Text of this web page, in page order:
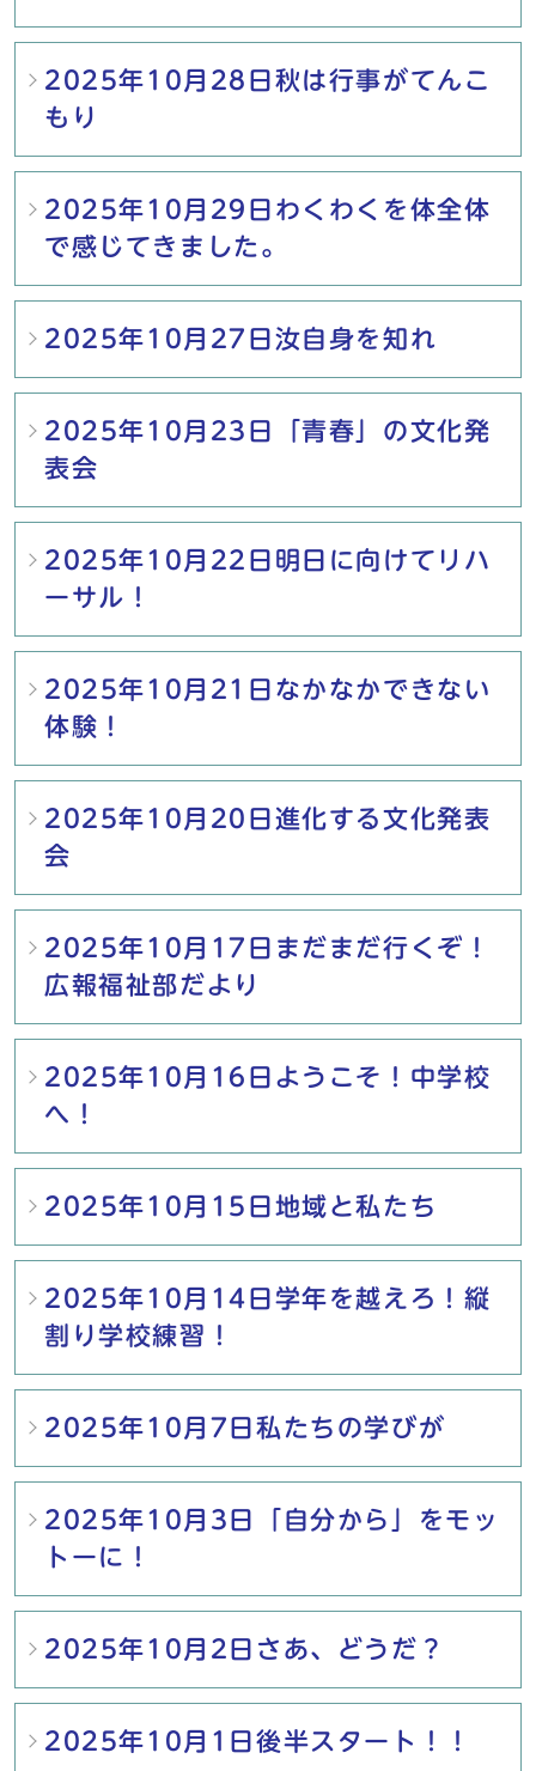
2025年10月28日秋は行事がてんこ
もり
2025年10月29日わくわくを体全体
で感じてきました。
2025年10月27日汝自身を知れ
2025年10月23日「青春」の文化発
表会
2025年10月22日明日に向けてリハ
ーサル！
2025年10月21日なかなかできない
体験！
2025年10月20日進化する文化発表
会
2025年10月17日まだまだ行くぞ！
広報福祉部だより
2025年10月16日ようこそ！中学校
へ！
2025年10月15日地域と私たち
2025年10月14日学年を越えろ！縦
割り学校練習！
2025年10月7日私たちの学びが
2025年10月3日「自分から」をモッ
トーに！
2025年10月2日さあ、どうだ？
2025年10月1日後半スタート！！